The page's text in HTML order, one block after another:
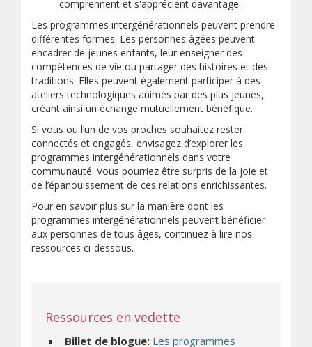
comprennent et s'apprécient davantage.
Les programmes intergénérationnels peuvent prendre
différentes formes. Les personnes âgées peuvent
encadrer de jeunes enfants, leur enseigner des
compétences de vie ou partager des histoires et des
traditions. Elles peuvent également participer à des
ateliers technologiques animés par des plus jeunes,
créant ainsi un échange mutuellement bénéfique.
Si vous ou l’un de vos proches souhaitez rester
connectés et engagés, envisagez d’explorer les
programmes intergénérationnels dans votre
communauté. Vous pourriez être surpris de la joie et
de l’épanouissement de ces relations enrichissantes.
Pour en savoir plus sur la manière dont les
programmes intergénérationnels peuvent bénéficier
aux personnes de tous âges, continuez à lire nos
ressources ci-dessous.
Ressources en vedette
Billet de blogue: Les programmes